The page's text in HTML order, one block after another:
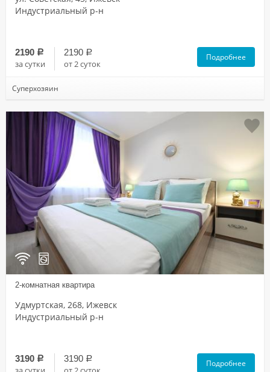
Индустриальный р-н
2190 a
за сутки
2190 a
от 2 суток
Подробнее
Суперхозяин
2-комнатная квартира
Удмуртская, 268, Ижевск
Индустриальный р-н
3190 a 3190 a Подробнее